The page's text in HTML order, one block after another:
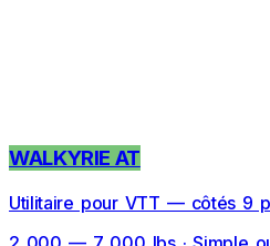
WALKYRIE AT
Utilitaire pour VTT — côtés 9